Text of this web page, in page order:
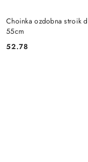
Choinka ozdobna stroik
55cm
Cena:
52.78